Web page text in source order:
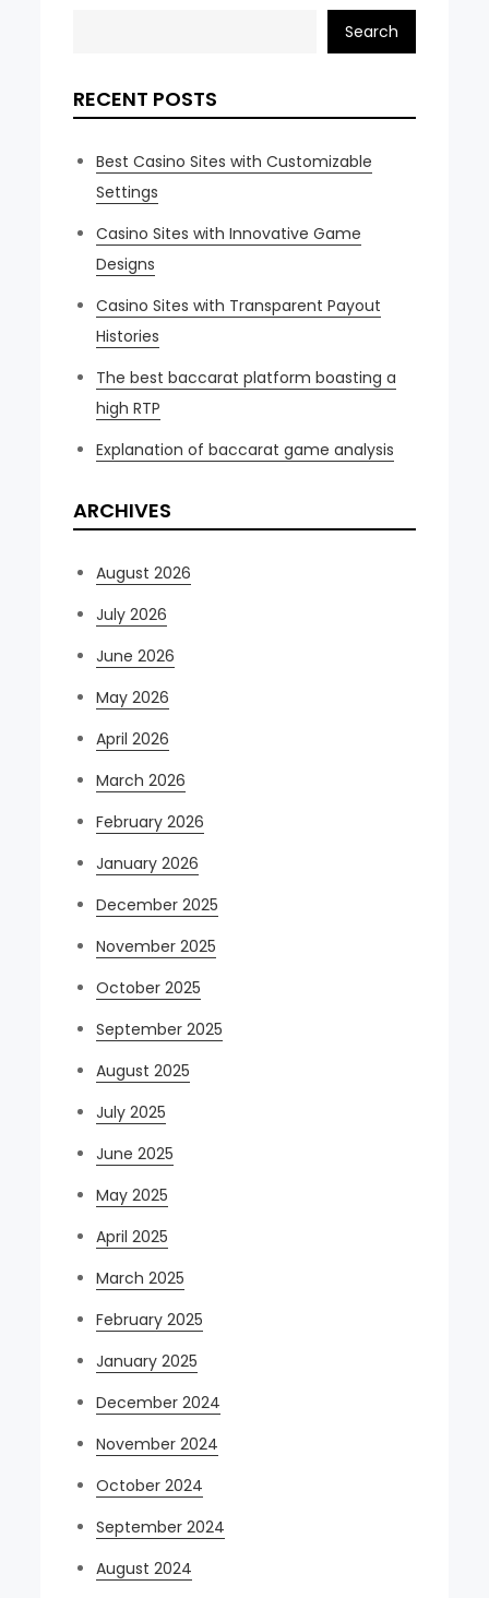
Search
RECENT POSTS
Best Casino Sites with Customizable
Settings
Casino Sites with Innovative Game
Designs
Casino Sites with Transparent Payout
Histories
The best baccarat platform boasting a
high RTP
Explanation of baccarat game analysis
ARCHIVES
August 2026
July 2026
June 2026
May 2026
April 2026
March 2026
February 2026
January 2026
December 2025
November 2025
October 2025
September 2025
August 2025
July 2025
June 2025
May 2025
April 2025
March 2025
February 2025
January 2025
December 2024
November 2024
October 2024
September 2024
August 2024